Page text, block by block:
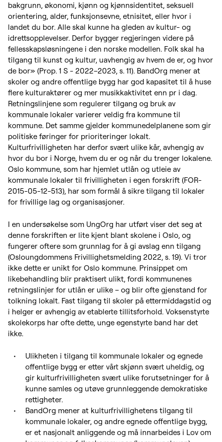
bakgrunn, økonomi, kjønn og kjønnsidentitet, seksuell
orientering, alder, funksjonsevne, etnisitet, eller hvor i
landet du bor. Alle skal kunne ha gleden av kultur- og
idrettsopplevelser. Derfor bygger regjeringen videre på
fellesskapsløsningene i den norske modellen. Folk skal ha
tilgang til kunst og kultur, uavhengig av hvem de er, og hvor
de bor» (Prop. 1 S - 2022–2023, s. 11). BandOrg mener at
skoler og andre offentlige bygg har god kapasitet til å huse
flere kulturaktører og mer musikkaktivitet enn pr i dag.
Retningslinjene som regulerer tilgang og bruk av
kommunale lokaler varierer veldig fra kommune til
kommune. Det samme gjelder kommunedelplanene som gir
politiske føringer for prioriteringer lokalt.
Kulturfrivilligheten har derfor svært ulike kår, avhengig av
hvor du bor i Norge, hvem du er og når du trenger lokalene.
Oslo kommune, som har hjemlet utlån og utleie av
kommunale lokaler til frivilligheten i egen forskrift (FOR-
2015-05-12-513), har som formål å sikre tilgang til lokaler
for frivillige lag og organisasjoner.
I en undersøkelse som UngOrg har utført viser det seg at
denne forskriften er lite kjent blant skolene i Oslo, og
fungerer oftere som grunnlag for å gi avslag enn tilgang
(Osloungdommens Frivillighetsmelding 2022, s. 19). Vi tror
ikke dette er unikt for Oslo kommune. Prinsippet om
likebehandling blir praktisert ulikt, fordi kommunenes
retningslinjer for utlån er ulike – og blir ofte gjenstand for
tolkning lokalt. Fast tilgang til skoler på ettermiddagstid og
i helger er avhengig av etablerte tillitsforhold. Voksenstyrte
skolekorps har ofte dette, unge egenstyrte band har det
ikke.
Ulikheten i tilgang til kommunale lokaler og egnede
offentlige bygg er etter vårt skjønn svært uheldig, og
gir kulturfrivilligheten svært ulike forutsetninger for å
kunne samles og utøve grunnleggende demokratiske
rettigheter.
BandOrg mener at kulturfrivillighetens tilgang til
kommunale lokaler, og andre egnede offentlige bygg,
er et nasjonalt anliggende og må innarbeides i Lov om